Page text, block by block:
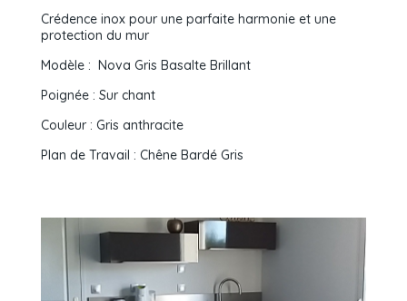
Crédence inox pour une parfaite harmonie et une
protection du mur
Modèle : Nova Gris Basalte Brillant
Poignée : Sur chant
Couleur : Gris anthracite
Plan de Travail : Chêne Bardé Gris